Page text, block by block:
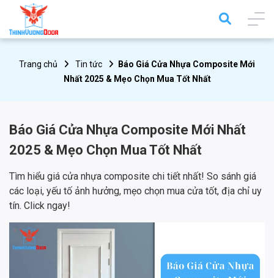
Trang chủ Tin tức
Báo Giá Cửa Nhựa Composite Mới
Nhất 2025 & Mẹo Chọn Mua Tốt Nhất
Báo Giá Cửa Nhựa Composite Mới Nhất
2025 & Mẹo Chọn Mua Tốt Nhất
Tìm hiểu giá cửa nhựa composite chi tiết nhất! So sánh giá
các loại, yếu tố ảnh hưởng, mẹo chọn mua cửa tốt, địa chỉ uy
tín. Click ngay!